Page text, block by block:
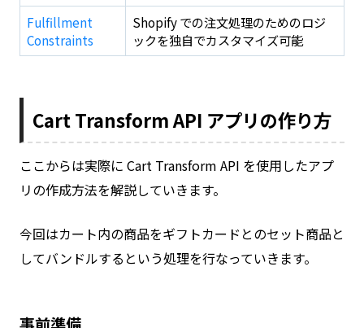
Fulfillment
Constraints
Shopify での注文処理のためのロジ
ックを独自でカスタマイズ可能
Cart Transform API アプリの作り方
ここからは実際に Cart Transform API を使用したアプ
リの作成方法を解説していきます。
今回はカート内の商品をギフトカードとのセット商品と
してバンドルするという処理を行なっていきます。